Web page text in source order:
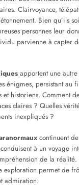
Clairvoyance,
Bien qu’ils
personnes leur
parvienne à capter
apportent une
énigmes, persistant au
historiens. Comment
claires ? Quelles
inexpliqués ?
continuent
à un voyage
de la réalité.
exploration permet de
admiration.